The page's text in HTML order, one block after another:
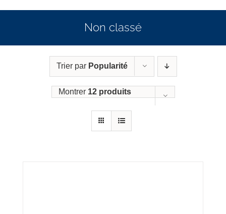
Non classé
Trier par Popularité
Montrer 12 produits